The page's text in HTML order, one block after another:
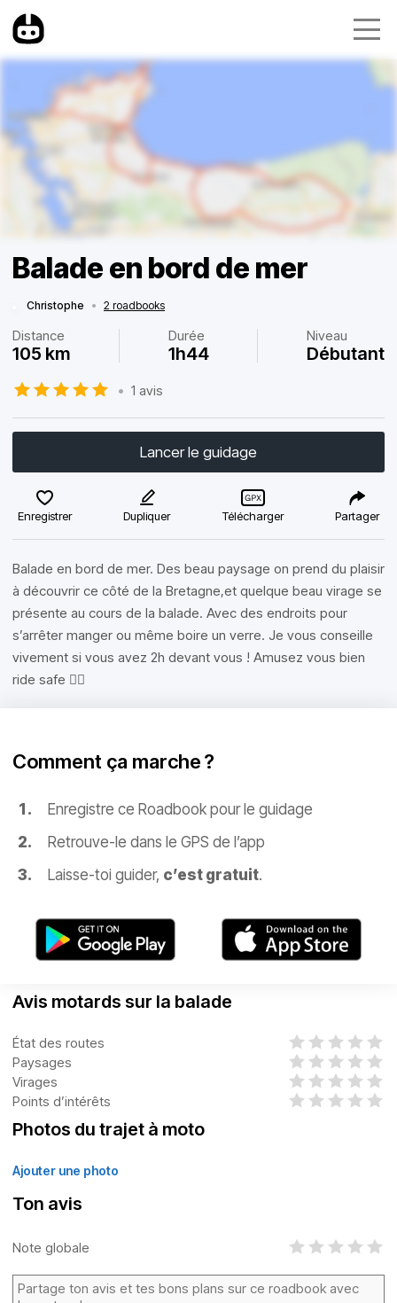
Balade en bord de mer
Christophe • 2 roadbooks
Distance
105 km
Durée
1h44
Niveau
Débutant
• 1 avis
Lancer le guidage
Enregistrer Dupliquer Télécharger Partager
Balade en bord de mer. Des beau paysage on prend du plaisir
à découvrir ce côté de la Bretagne,et quelque beau virage se
présente au cours de la balade. Avec des endroits pour
s’arrêter manger ou même boire un verre. Je vous conseille
vivement si vous avez 2h devant vous ! Amusez vous bien
ride safe ✌🏻
Comment ça marche ?
Enregistre ce Roadbook pour le guidage
Retrouve-le dans le GPS de l’app
Laisse-toi guider, c’est gratuit.
Avis motards sur la balade
État des routes
Paysages
Virages
Points d’intérêts
Photos du trajet à moto
Ajouter une photo
Ton avis
Note globale